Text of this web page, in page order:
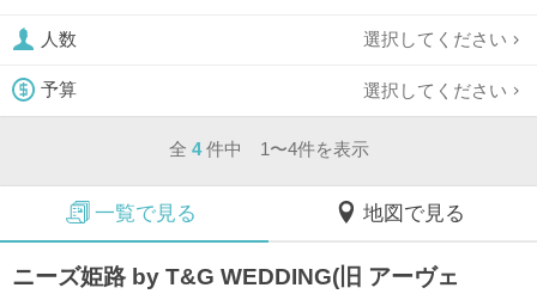
人数 選択してください
予算 選択してください
全 4 件中 1〜4件を表示
一覧で見る 地図で見る
ニーズ姫路 by T&G WEDDING(旧 アーヴェ